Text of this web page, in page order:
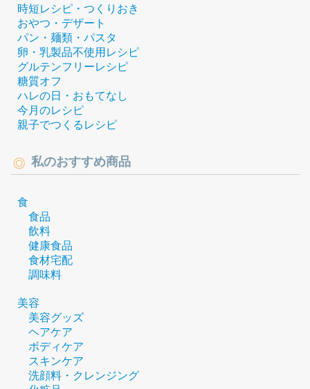
時短レシピ・つくりおき
おやつ・デザート
パン・麺類・パスタ
卵・乳製品不使用レシピ
グルテンフリーレシピ
糖質オフ
ハレの日・おもてなし
今月のレシピ
親子でつくるレシピ
私のおすすめ商品
食
食品
飲料
健康食品
食材宅配
調味料
美容
美容グッズ
ヘアケア
ボディケア
スキンケア
洗顔料・クレンジング